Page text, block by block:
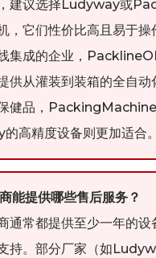
建议选择Ludyway或
，它们性价比高且易于操
集成的企业，
供从灌装到装箱的全自动
健品，
高精度设备则更加适合。
能提供哪些售后服务？
通常都提供至少一年的设
持。部分厂家（如